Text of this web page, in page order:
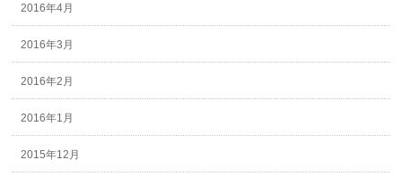
2016年4月
2016年3月
2016年2月
2016年1月
2015年12月